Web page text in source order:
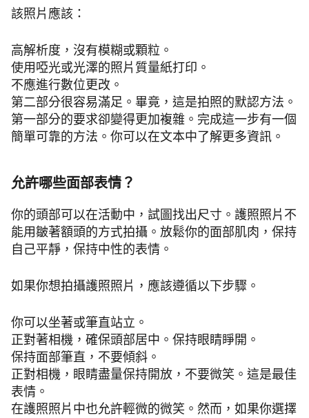
該照片應該：
高解析度，沒有模糊或顆粒。
使用啞光或光澤的照片質量紙打印。
不應進行數位更改。
第二部分很容易滿足。畢竟，這是拍照的默認方法。
第一部分的要求卻變得更加複雜。完成這一步有一個
簡單可靠的方法。你可以在文本中了解更多資訊。
允許哪些面部表情？
你的頭部可以在活動中，試圖找出尺寸。護照照片不
能用皺著額頭的方式拍攝。放鬆你的面部肌肉，保持
自己平靜，保持中性的表情。
如果你想拍攝護照照片，應該遵循以下步驟。
你可以坐著或筆直站立。
正對著相機，確保頭部居中。保持眼睛睜開。
保持面部筆直，不要傾斜。
正對相機，眼睛盡量保持開放，不要微笑。這是最佳
表情。
在護照照片中也允許輕微的微笑。然而，如果你選擇